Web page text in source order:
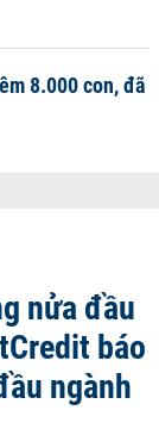
8.000 con, đã
nửa đầu
báo
ngành